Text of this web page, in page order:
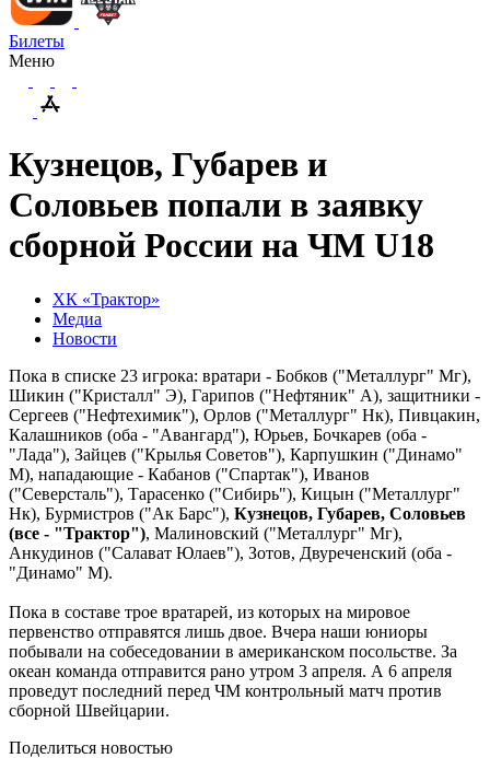
Билеты
Меню
Кузнецов, Губарев и
Соловьев попали в заявку
сборной России на ЧМ U18
ХК «Трактор»
Медиа
Новости
Пока в списке 23 игрока: вратари - Бобков ("Металлург" Мг),
Шикин ("Кристалл" Э), Гарипов ("Нефтяник" А), защитники -
Сергеев ("Нефтехимик"), Орлов ("Металлург" Нк), Пивцакин,
Калашников (оба - "Авангард"), Юрьев, Бочкарев (оба -
"Лада"), Зайцев ("Крылья Советов"), Карпушкин ("Динамо"
М), нападающие - Кабанов ("Спартак"), Иванов
("Северсталь"), Тарасенко ("Сибирь"), Кицын ("Металлург"
Нк), Бурмистров ("Ак Барс"), Кузнецов, Губарев, Соловьев
(все - "Трактор"), Малиновский ("Металлург" Мг),
Анкудинов ("Салават Юлаев"), Зотов, Двуреченский (оба -
"Динамо" М).
Пока в составе трое вратарей, из которых на мировое
первенство отправятся лишь двое. Вчера наши юниоры
побывали на собеседовании в американском посольстве. За
океан команда отправится рано утром 3 апреля. А 6 апреля
проведут последний перед ЧМ контрольный матч против
сборной Швейцарии.
Поделиться новостью